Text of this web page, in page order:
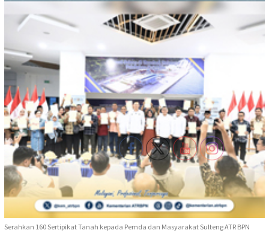
Serahkan 160 Sertipikat Tanah kepada Pemda dan Masyarakat Sulteng ATR BPN